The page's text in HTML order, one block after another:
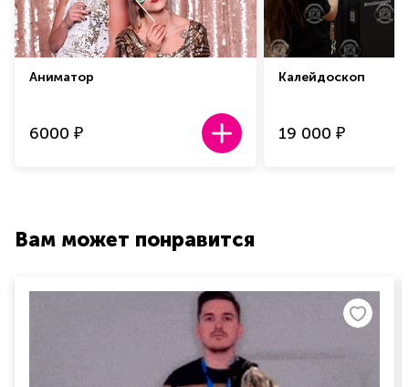
Аниматор
6000 ₽
Калейдоскоп
19 000 ₽
Вам может понравится